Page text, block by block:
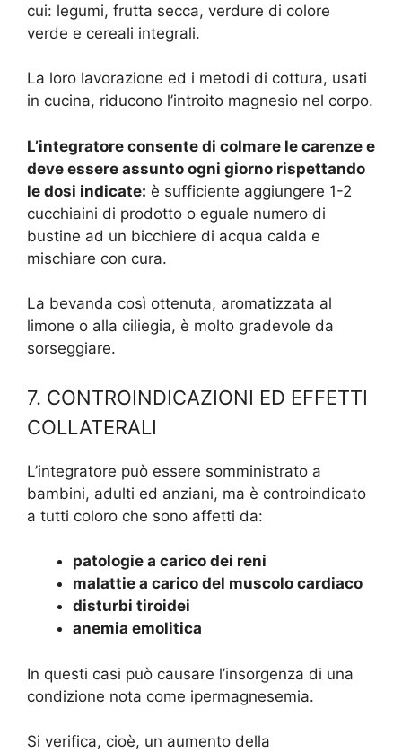
cui: legumi, frutta secca, verdure di colore
verde e cereali integrali.
La loro lavorazione ed i metodi di cottura, usati
in cucina, riducono l’introito magnesio nel corpo.
L’integratore consente di colmare le carenze e
deve essere assunto ogni giorno rispettando
le dosi indicate: è sufficiente aggiungere 1-2
cucchiaini di prodotto o eguale numero di
bustine ad un bicchiere di acqua calda e
mischiare con cura.
La bevanda così ottenuta, aromatizzata al
limone o alla ciliegia, è molto gradevole da
sorseggiare.
7. CONTROINDICAZIONI ED EFFETTI
COLLATERALI
L’integratore può essere somministrato a
bambini, adulti ed anziani, ma è controindicato
a tutti coloro che sono affetti da:
patologie a carico dei reni
malattie a carico del muscolo cardiaco
disturbi tiroidei
anemia emolitica
In questi casi può causare l’insorgenza di una
condizione nota come ipermagnesemia.
Si verifica, cioè, un aumento della